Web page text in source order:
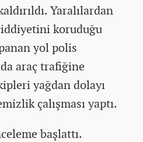
Yaralılardan
koruduğu
yol polis
araç trafiğine
yağdan dolayı
çalışması yaptı.
başlattı.